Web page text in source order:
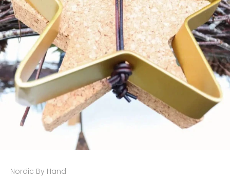
Nordic By Hand